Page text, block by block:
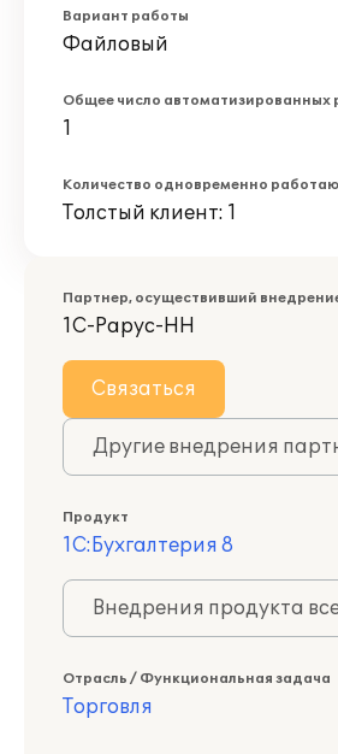
Вариант работы
Файловый
Общее число автоматизированных
1
Количество одновременно
Толстый клиент: 1
Партнер, осуществивший
1С-Рарус-НН
Связаться
Другие внедрения
Продукт
1С:Бухгалтерия 8
Внедрения продукта
Отрасль / Функциональная задача
Торговля